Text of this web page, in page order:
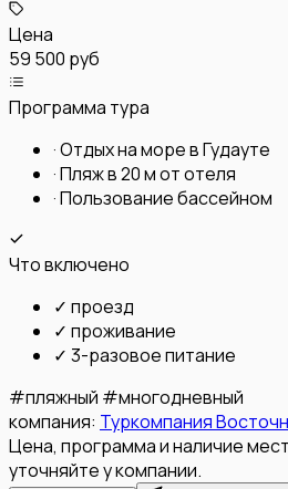
Цена
59 500 руб
Программа тура
·Отдых на море в Гудауте
·Пляж в 20 м от отеля
·Пользование бассейном
Что включено
✓ проезд
✓ проживание
✓ 3-разовое питание
#пляжный #многодневный
компания: Туркомпания
Цена, программа и наличие
уточняйте у компании.